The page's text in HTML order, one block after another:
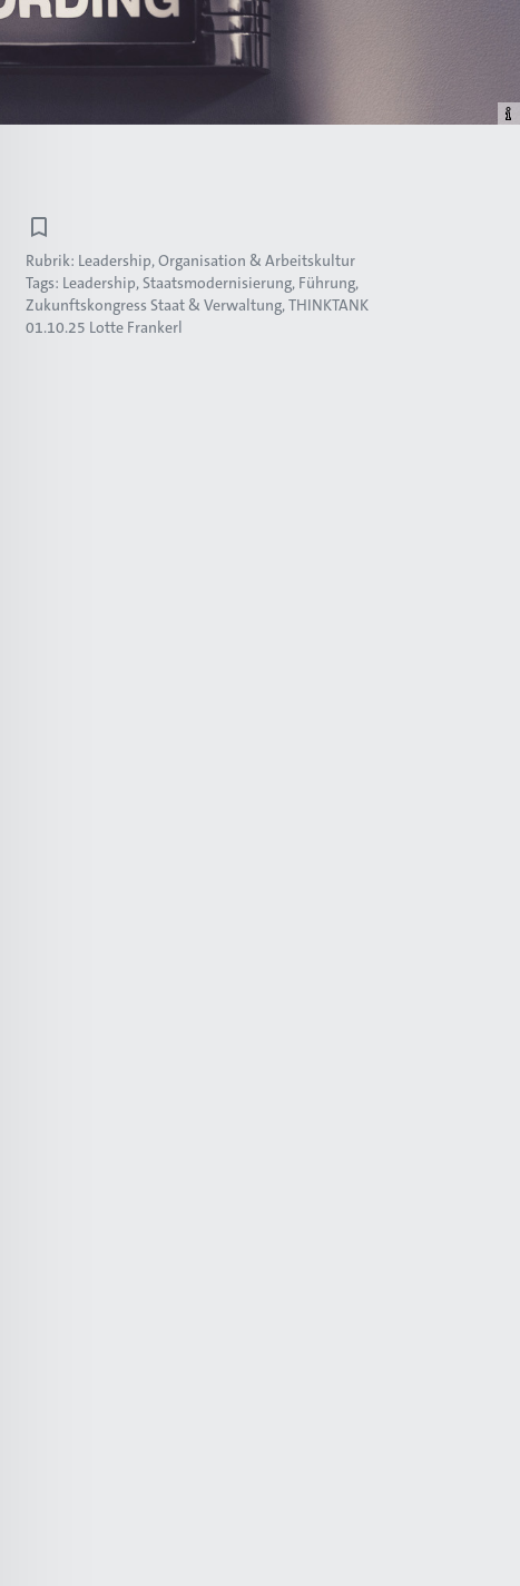
Rubrik: Leadership, Organisation & Arbeitskultur
Tags: Leadership Staatsmodernisierung Führung
Zukunftskongress Staat & Verwaltung THINKTANK
01.10.25 Lotte Frankerl